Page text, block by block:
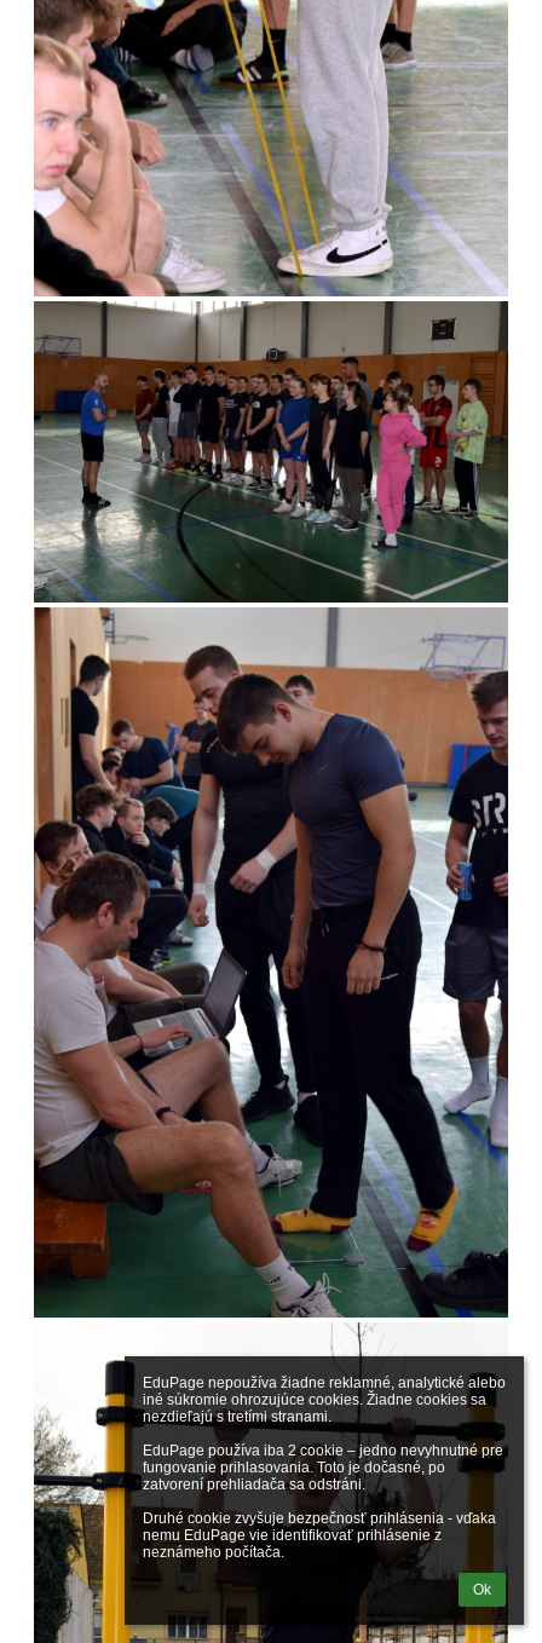
EduPage nepoužíva žiadne reklamné, analytické alebo
iné súkromie ohrozujúce cookies. Žiadne cookies sa
nezdieľajú s tretími stranami.
EduPage používa iba 2 cookie – jedno nevyhnutné pre
fungovanie prihlasovania. Toto je dočasné, po
zatvorení prehliadača sa odstráni.
Druhé cookie zvyšuje bezpečnosť prihlásenia - vďaka
nemu EduPage vie identifikovať prihlásenie z
neznámeho počítača.
Ok